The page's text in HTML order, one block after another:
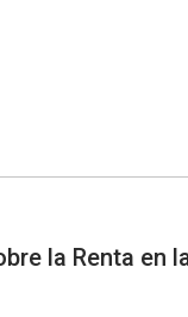
la Renta en